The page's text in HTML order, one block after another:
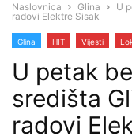
Naslovnica Glina
U
radovi Elektre Sisak
Glina HIT Vijesti
U petak
središta
radovi